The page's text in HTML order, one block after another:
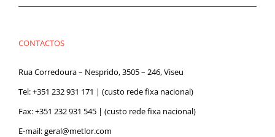
CONTACTOS
Rua Corredoura – Nesprido, 3505 – 246, Viseu
Tel:+351 232 931 171 | (custo rede fixa nacional)
Fax: +351 232 931 545 | (custo rede fixa nacional)
E-mail:geral@metlor.com